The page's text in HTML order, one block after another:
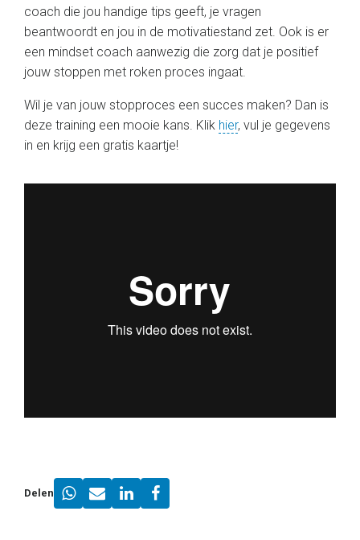
coach die jou handige tips geeft, je vragen
beantwoordt en jou in de motivatiestand zet. Ook is er
een mindset coach aanwezig die zorg dat je positief
jouw stoppen met roken proces ingaat.
Wil je van jouw stopproces een succes maken? Dan is
deze training een mooie kans. Klik hier, vul je gegevens
in en krijg een gratis kaartje!
Delen